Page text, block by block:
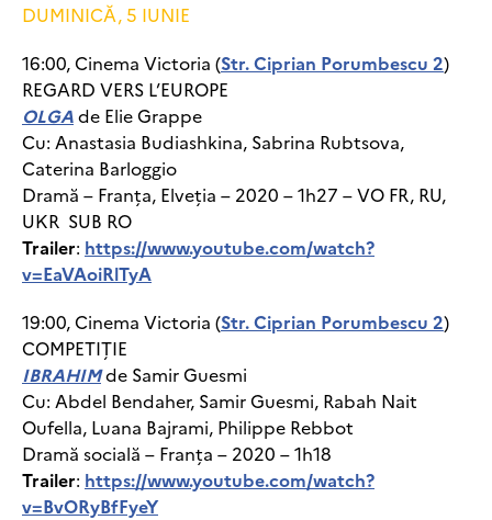
DUMINICĂ, 5 IUNIE
16:00, Cinema Victoria (Str. Ciprian Porumbescu 2)
REGARD VERS L’EUROPE
OLGAde Elie Grappe
Cu: Anastasia Budiashkina, Sabrina Rubtsova,
Caterina Barloggio
Dramă – Franța, Elveția – 2020 – 1h27 – VO FR, RU,
UKR SUB RO
Trailer: https://www.youtube.com/watch?
v=EaVAoiRlTyA
19:00, Cinema Victoria (Str. Ciprian Porumbescu 2)
COMPETIȚIE
IBRAHIMde Samir Guesmi
Cu: Abdel Bendaher, Samir Guesmi, Rabah Nait
Oufella, Luana Bajrami, Philippe Rebbot
Dramă socială – Franța – 2020 – 1h18
Trailer: https://www.youtube.com/watch?
v=BvORyBfFyeY